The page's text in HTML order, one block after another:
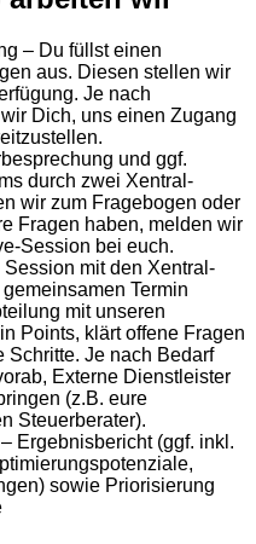
– Du füllst einen
aus. Diesen stellen wir
Je nach
Dich, uns einen Zugang
und ggf.
durch zwei Xentral-
wir zum Fragebogen oder
Fragen haben, melden wir
Session bei euch.
Session mit den Xentral-
Termin
mit unseren
Points, klärt offene Fragen
Schritte. Je nach Bedarf
Externe Dienstleister
(z.B. eure
Steuerberater).
Ergebnisbericht (ggf. inkl.
sowie Priorisierung